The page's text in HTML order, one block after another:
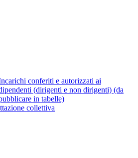
conferiti e autorizzati ai
(dirigenti e non dirigenti) (da
in tabelle)
collettiva